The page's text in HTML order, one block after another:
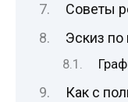
Советы
Эскиз по
Как с